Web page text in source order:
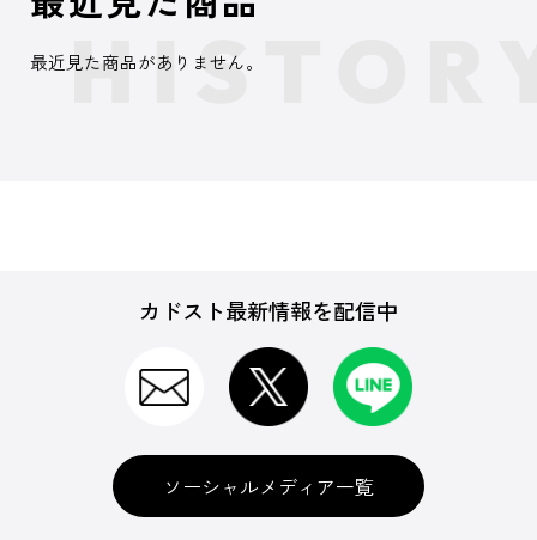
最近見た商品がありません。
カドスト最新情報を配信中
ソーシャルメディア一覧